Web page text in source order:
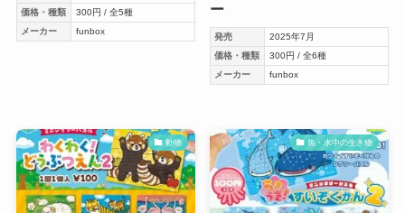
価格・種類
300円 / 全5種
メーカー
funbox
ー
発売
2025年7月
価格・種類
300円 / 全6種
メーカー
funbox
動物 魚・水中の生き物